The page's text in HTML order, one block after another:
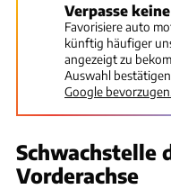
Verpasse
Favorisiere auto
künftig häufiger
angezeigt zu
Auswahl
Google bevorzugen.
Schwachstelle
Vorderachse